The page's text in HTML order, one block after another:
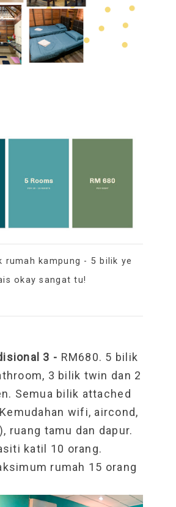
rumah kampung - 5 bilik ye
okay sangat tu!
3 - RM680. 5 bilik
3 bilik twin dan 2
Semua bilik attached
wifi, aircond,
ruang tamu dan dapur.
katil 10 orang.
rumah 15 orang